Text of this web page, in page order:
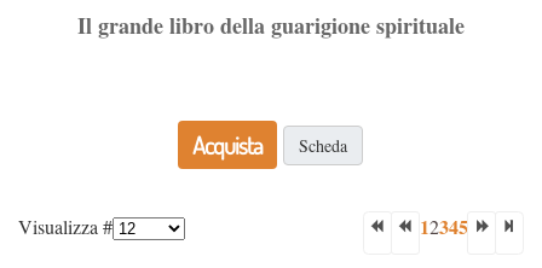
Il grande libro della guarigione spirituale
Acquista Scheda
Visualizza # 12345